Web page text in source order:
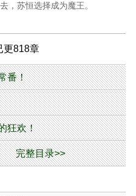
恒选择成为魔王。
更818章
番！
狂欢！
完整目录>>